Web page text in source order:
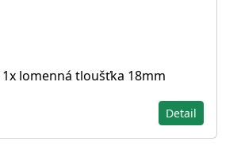
1x lomenná tloušťka 18mm
Detail